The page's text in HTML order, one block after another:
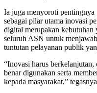
Ia juga menyoroti
sebagai pilar utama inovasi
digital merupakan kebutuhan
seluruh ASN untuk
tuntutan pelayanan publik
“Inovasi harus
benar digunakan serta
kepada masyarakat,”